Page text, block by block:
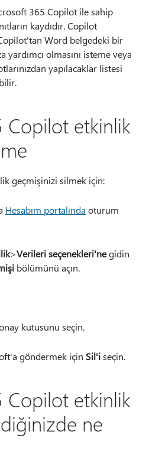
365 Copilot ile sahip
kaydıdır. Copilot
Word belgedeki bir
yardımcı olmasını isteme veya
yapılacaklar listesi
Copilot etkinlik
geçmişinizi silmek için:
Hesabım portalında oturum
>Verileri seçenekleri'negidin
bölümünü açın.
kutusunu seçin.
göndermek için Sil'iseçin.
Copilot etkinlik
ne